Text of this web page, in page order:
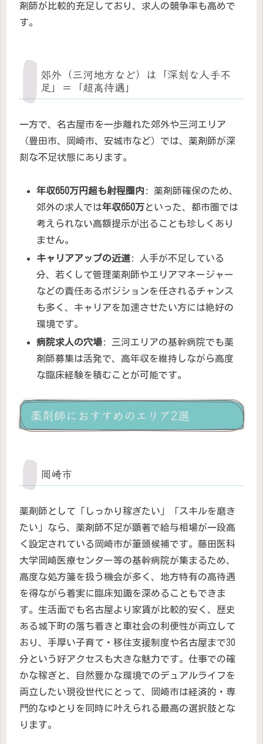
剤師が比較的充足しており、求人の競争率も高めで
す。
郊外（三河地方など）は「深刻な人手不
足」＝「超高待遇」
一方で、名古屋市を一歩離れた郊外や三河エリア
（豊田市、岡崎市、安城市など）では、薬剤師が深
刻な不足状態にあります。
年収650万円超も射程圏内 : 薬剤師確保のため、
郊外の求人では年収650万といった、都市圏では
考えられない高額提示が出ることも珍しくあり
ません。
キャリアアップの近道: 人手が不足している
分、若くして管理薬剤師やエリアマネージャー
などの責任あるポジションを任されるチャンス
も多く、キャリアを加速させたい方には絶好の
環境です。
病院求人の穴場: 三河エリアの基幹病院でも薬
剤師募集は活発で、高年収を維持しながら高度
な臨床経験を積むことが可能です。
薬剤師におすすめのエリア2選
岡崎市
薬剤師として「しっかり稼ぎたい」「スキルを磨き
たい」なら、薬剤師不足が顕著で給与相場が一段高
く設定されている岡崎市が筆頭候補です。藤田医科
大学岡崎医療センター等の基幹病院が集まるため、
高度な処方箋を扱う機会が多く、地方特有の高待遇
を得ながら着実に臨床知識を深めることもできま
す。生活面でも名古屋より家賃が比較的安く、歴史
ある城下町の落ち着きと車社会の利便性が両立して
おり、手厚い子育て・移住支援制度や名古屋まで30
分という好アクセスも大きな魅力です。仕事での確
かな稼ぎと、自然豊かな環境でのデュアルライフを
両立したい現役世代にとって、岡崎市は経済的・専
門的なゆとりを同時に叶えられる最高の選択肢とな
ります。